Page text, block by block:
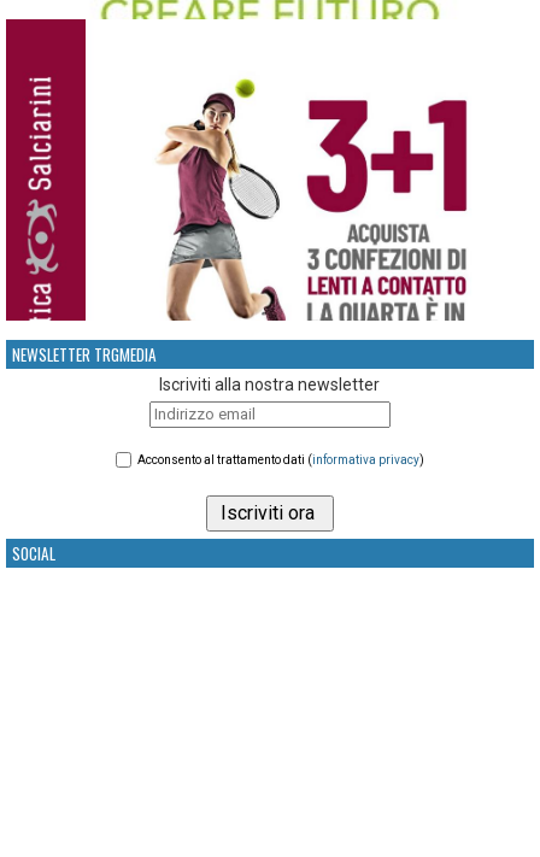
NEWSLETTER TRGMEDIA
Iscriviti alla nostra newsletter
Acconsento al trattamento dati (informativa privacy)
SOCIAL